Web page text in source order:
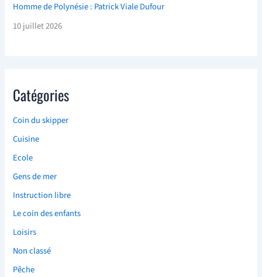
Homme de Polynésie : Patrick Viale Dufour
10 juillet 2026
Catégories
Coin du skipper
Cuisine
Ecole
Gens de mer
Instruction libre
Le coin des enfants
Loisirs
Non classé
Pêche